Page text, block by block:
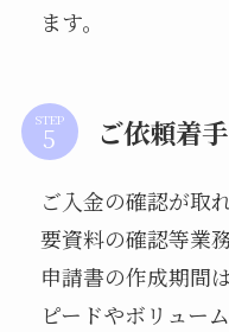
ます。
STEP ご依頼着手
ご入金の確認が取
要資料の確認等業
申請書の作成期間
ピードやボリュー